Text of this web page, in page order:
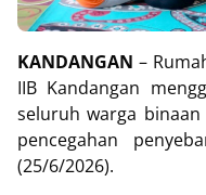
KANDANGAN –
IIB Kandangan
seluruh warga
pencegahan
(25/6/2026).